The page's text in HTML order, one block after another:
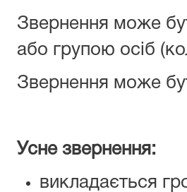
Звернення може
або групою осіб
Звернення може
Усне звернення:
викладається